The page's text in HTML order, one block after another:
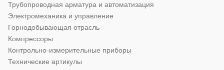
Трубопроводная арматура и автоматизация
Электромеханика и управление
Горнодобывающая отрасль
Компрессоры
Контрольно-измерительные приборы
Технические артикулы